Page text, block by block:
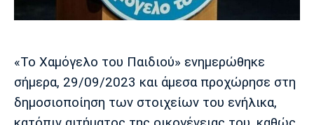
Cine Spot
Running
Ιωνικός Κηφισιά Πανσερραϊκός
«Το Χαμόγελο του Παιδιού» ενημερώθηκε
σήμερα, 29/09/2023 και άμεσα προχώρησε στη
δημοσιοποίηση των στοιχείων του ενήλικα,